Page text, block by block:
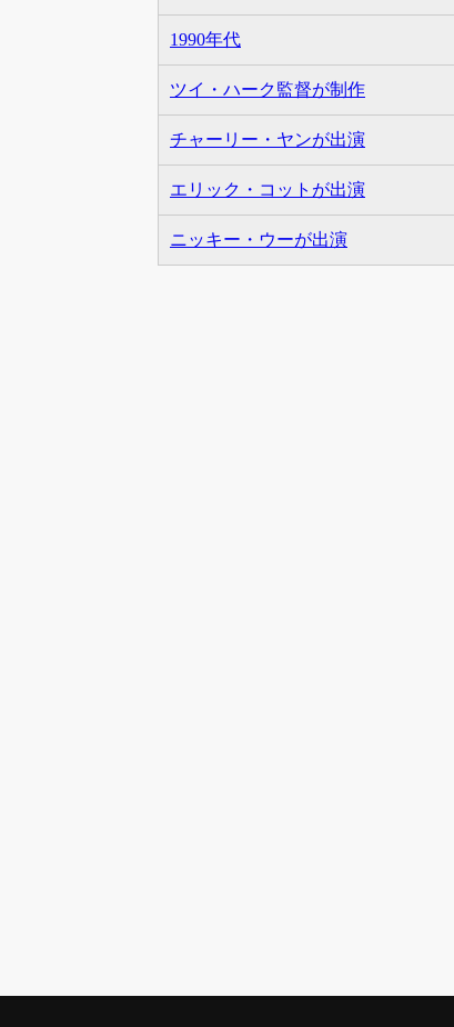
1990年代
ツイ・ハーク監督が制作
チャーリー・ヤンが出演
エリック・コットが出演
ニッキー・ウーが出演